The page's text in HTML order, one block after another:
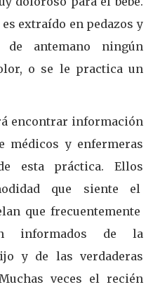
extraído en pedazos y
antemano ningún
o se le practica un
encontrar información
médicos y enfermeras
esta práctica. Ellos
que siente el
que frecuentemente
informados de la
y de las verdaderas
veces el recién